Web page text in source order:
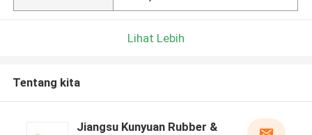
Lihat Lebih
Tentang kita
Jiangsu Kunyuan Rubber &